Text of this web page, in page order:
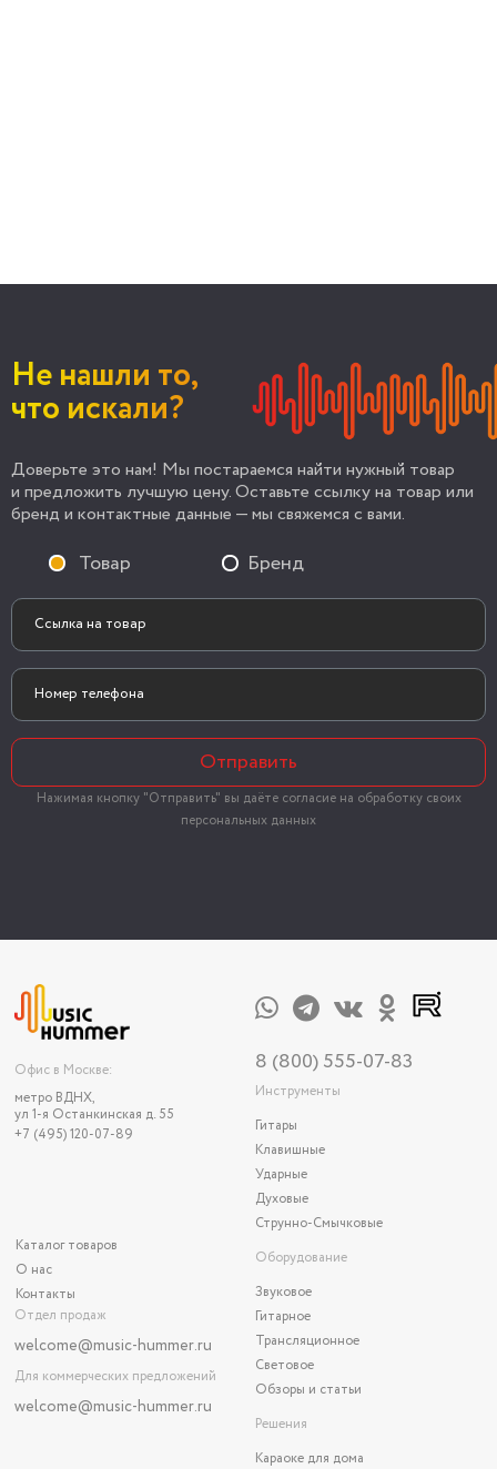
Не нашли то,
что искали?
Доверьте это нам! Мы постараемся найти нужный товар
и предложить лучшую цену. Оставьте ссылку на товар или
бренд и контактные данные — мы свяжемся с вами.
Товар Бренд
Отправить
Нажимая кнопку "Отправить" вы даёте согласие на обработку своих
персональных данных
Офис в Москве:
метро ВДНХ,
ул 1-я Останкинская д. 55
+7 (495) 120-07-89
Каталог товаров
О нас
Контакты
Отдел продаж
welcome@music-hummer.ru
Для коммерческих предложений
welcome@music-hummer.ru
8 (800) 555-07-83
Инструменты
Гитары
Клавишные
Ударные
Духовые
Струнно-Смычковые
Оборудование
Звуковое
Гитарное
Трансляционное
Световое
Обзоры и статьи
Решения
Караоке для дома